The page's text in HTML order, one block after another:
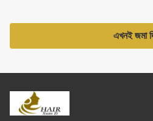
এখনই জমা